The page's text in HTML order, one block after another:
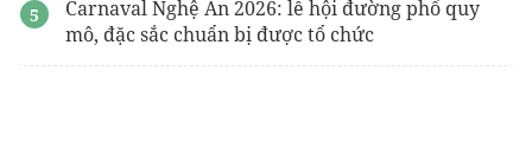
Carnaval Nghệ An 2026: lễ hội đường phố quy
mô, đặc sắc chuẩn bị được tổ chức